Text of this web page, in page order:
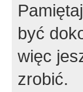
być
więc
zrobić.